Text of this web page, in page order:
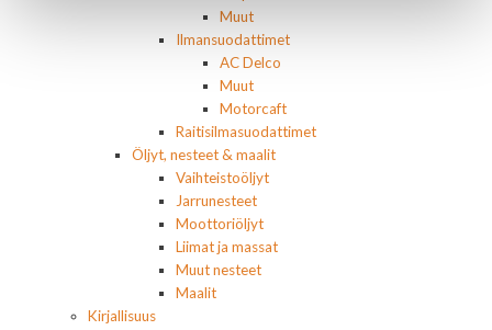
Muut
Ilmansuodattimet
AC Delco
Muut
Motorcaft
Raitisilmasuodattimet
Öljyt, nesteet & maalit
Vaihteistoöljyt
Jarrunesteet
Moottoriöljyt
Liimat ja massat
Muut nesteet
Maalit
Kirjallisuus